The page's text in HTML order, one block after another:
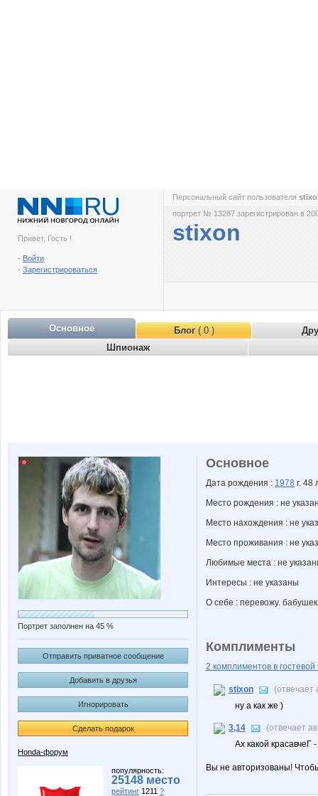
Привет, Гость !
- Войти
- Зарегистрироваться
Персональный сайт пользователя
портрет № 13287 зарегистрирован в
stixon
Основное Блог( 0 )
Шпионаж
Портрет заполнен на 45 %
Отправить приватное сообщение
Добавить в друзья
Игнорировать
Сделать подарок
Honda-форум
популярность:
25148 место
рейтинг 1211 ?
Основное
Дата рождения : 1978 г. 48
Место рождения : не
Место нахождения : не
Место проживания : не
Любимые места : не
Интересы : не указаны
О себе : перевожу. бабушек
Комплименты
2 комплиментов в гостевой
stixon
(отвечает
ну а как же )
3,14
(отвечает
Ах какой красавчеГ
Вы не авторизованы!